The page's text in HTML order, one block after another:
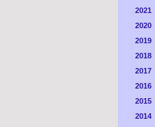
2021
2020
2019
2018
2017
2016
2015
2014